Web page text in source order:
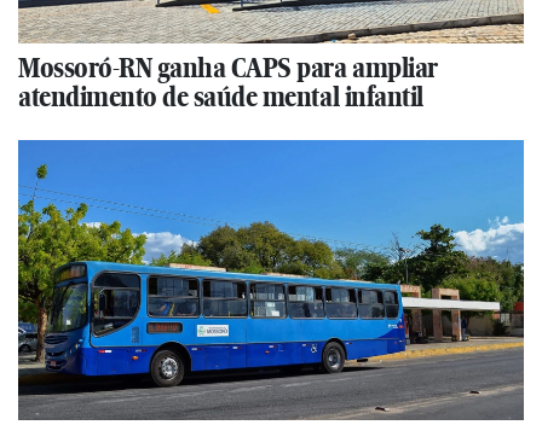
Mossoró-RN ganha CAPS para ampliar
atendimento de saúde mental infantil